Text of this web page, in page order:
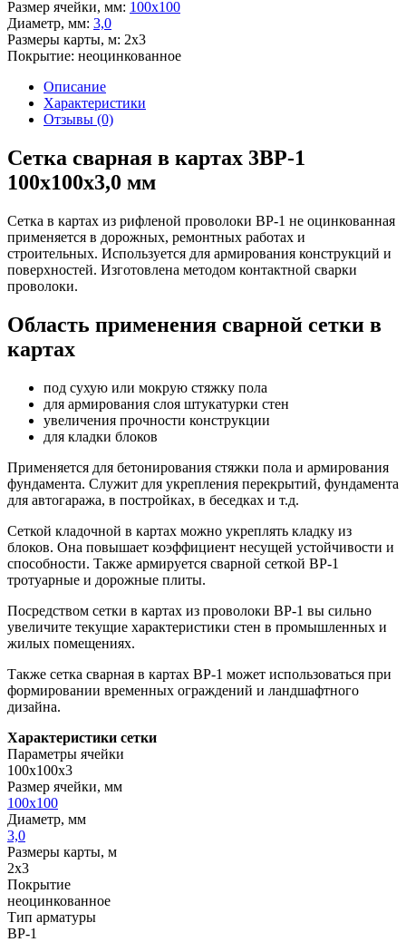
Размер ячейки, мм: 100х100
Диаметр, мм: 3,0
Размеры карты, м: 2х3
Покрытие: неоцинкованное
Описание
Характеристики
Отзывы (0)
Сетка сварная в картах 3ВР-1
100х100х3,0 мм
Сетка в картах из рифленой проволоки ВР-1 не оцинкованная
применяется в дорожных, ремонтных работах и
строительных. Используется для армирования конструкций и
поверхностей. Изготовлена методом контактной сварки
проволоки.
Область применения сварной сетки в
картах
под сухую или мокрую стяжку пола
для армирования слоя штукатурки стен
увеличения прочности конструкции
для кладки блоков
Применяется для бетонирования стяжки пола и армирования
фундамента. Служит для укрепления перекрытий, фундамента
для автогаража, в постройках, в беседках и т.д.
Сеткой кладочной в картах можно укреплять кладку из
блоков. Она повышает коэффициент несущей устойчивости и
способности. Также армируется сварной сеткой ВР-1
тротуарные и дорожные плиты.
Посредством сетки в картах из проволоки ВР-1 вы сильно
увеличите текущие характеристики стен в промышленных и
жилых помещениях.
Также сетка сварная в картах ВР-1 может использоваться при
формировании временных ограждений и ландшафтного
дизайна.
Характеристики сетки
Параметры ячейки
100х100х3
Размер ячейки, мм
100х100
Диаметр, мм
3,0
Размеры карты, м
2х3
Покрытие
неоцинкованное
Тип арматуры
ВР-1